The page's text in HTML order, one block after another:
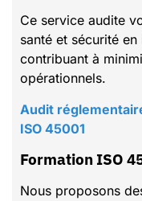
Ce service audite
santé et sécurité en
contribuant à
opérationnels.
Audit
ISO 45001
Formation ISO
Nous proposons